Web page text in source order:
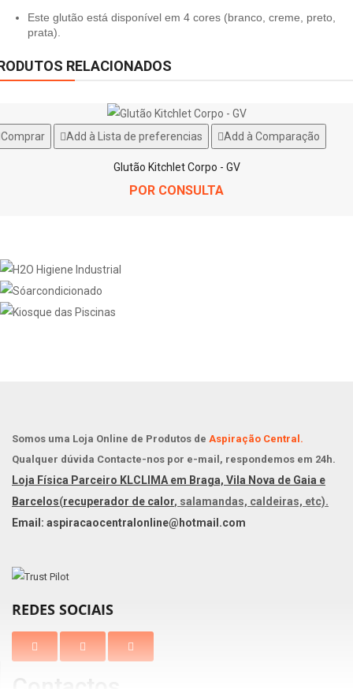
Este glutão está disponível em 4 cores (branco, creme, preto,
prata).
RELACIONADOS
Comprar Add à Lista de preferencias Add à Comparação
Glutão Kitchlet Corpo - GV
POR CONSULTA
Somos uma Loja Online de Produtos de Aspiração Central.
Qualquer dúvida Contacte-nos por e-mail, respondemos em 24h.
Loja Física Parceiro KLCLIMA em Braga, Vila Nova de Gaia e
Barcelos(recuperador de calor, salamandas, caldeiras, etc).
Email: aspiracaocentralonline@hotmail.com
REDES SOCIAIS